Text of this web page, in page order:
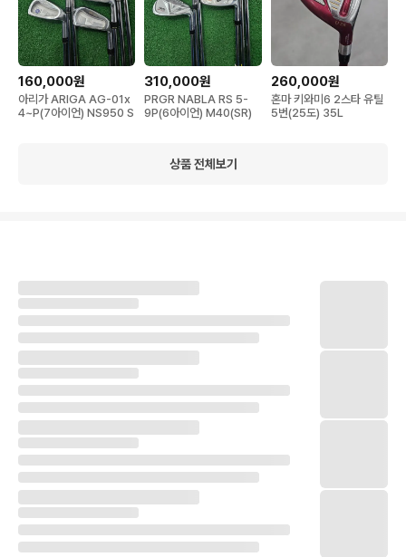
160,000원
아리가 ARIGA AG-01x
4~P(7아이언) NS950 S
310,000원
PRGR NABLA RS 5-
9P(6아이언) M40(SR)
260,000원
혼마 키와미6 2스타 유틸
5번(25도) 35L
상품 전체보기